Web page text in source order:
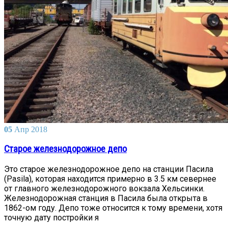
05 Апр 2018
Старое железнодорожное депо
Это старое железнодорожное депо на станции Пасила
(Pasila), которая находится примерно в 3.5 км севернее
от главного железнодорожного вокзала Хельсинки.
Железнодорожная станция в Пасила была открыта в
1862-ом году. Депо тоже относится к тому времени, хотя
точную дату постройки я